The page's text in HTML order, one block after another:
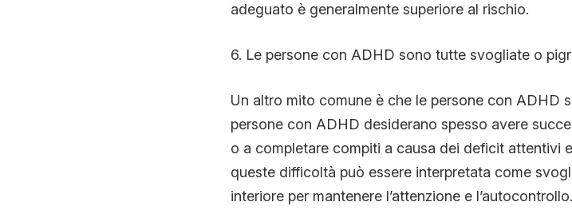
adeguato è generalmente superiore al rischio.
6. Le persone con ADHD sono tutte svogliate o
Un altro mito comune è che le persone con ADHD
persone con ADHD desiderano spesso avere
o a completare compiti a causa dei deficit attentivi
queste difficoltà può essere interpretata come
interiore per mantenere l’attenzione e l’autocontrollo.